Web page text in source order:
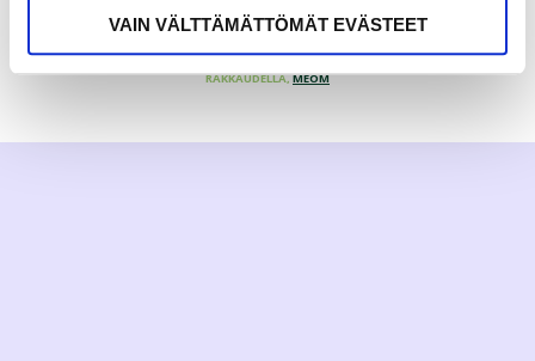
VAIN VÄLTTÄMÄTTÖMÄT EVÄSTEET
RAKKAUDELLA,MEOM